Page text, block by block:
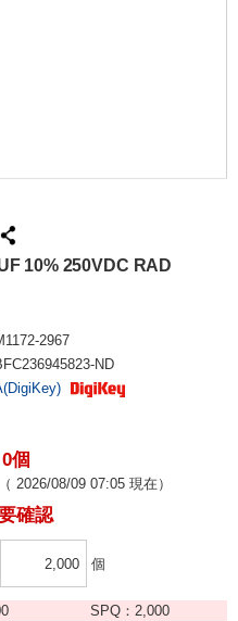
10% 250VDC RAD
2967
ND
0個
（ 2026/08/09 07:05 現在）
確認
個
SPQ：2,000